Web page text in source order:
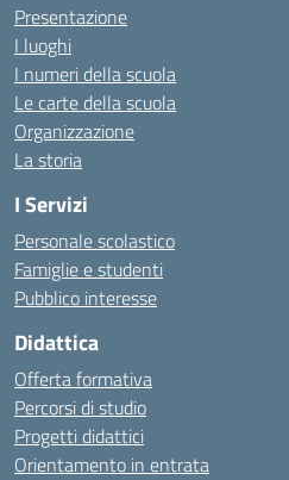
Presentazione
I luoghi
I numeri della scuola
Le carte della scuola
Organizzazione
La storia
I Servizi
Personale scolastico
Famiglie e studenti
Pubblico interesse
Didattica
Offerta formativa
Percorsi di studio
Progetti didattici
Orientamento in entrata